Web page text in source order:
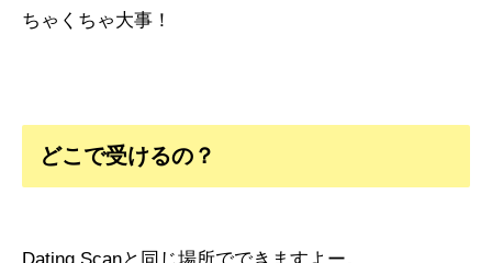
ちゃくちゃ大事！
どこで受けるの？